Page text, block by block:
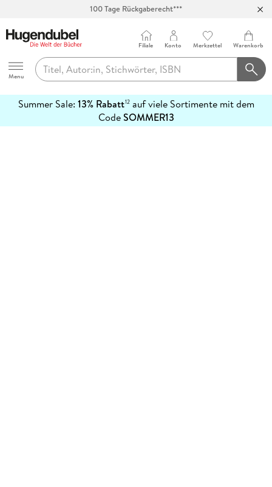
100 Tage Rückgaberecht***
Hugendubel
Menu
Filiale Konto Merkzettel Warenkorb
Summer Sale: 13% Rabatt12auf viele Sortimente mit dem
CodeSOMMER13
erfahren